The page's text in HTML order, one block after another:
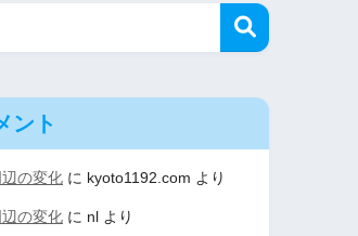
ント
辺の変化 に kyoto1192.com より
辺の変化 に nl より